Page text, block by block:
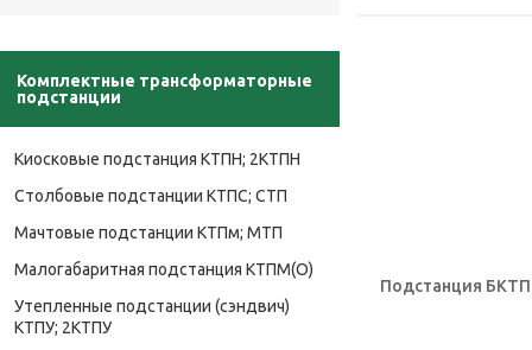
Комплектные трансформаторные
подстанции
Киосковые подстанция КТПН; 2КТПН
Столбовые подстанции КТПС; СТП
Мачтовые подстанции КТПм; МТП
Малогабаритная подстанция КТПМ(О)
Утепленные подстанции (сэндвич)
КТПУ; 2КТПУ
Подстанция